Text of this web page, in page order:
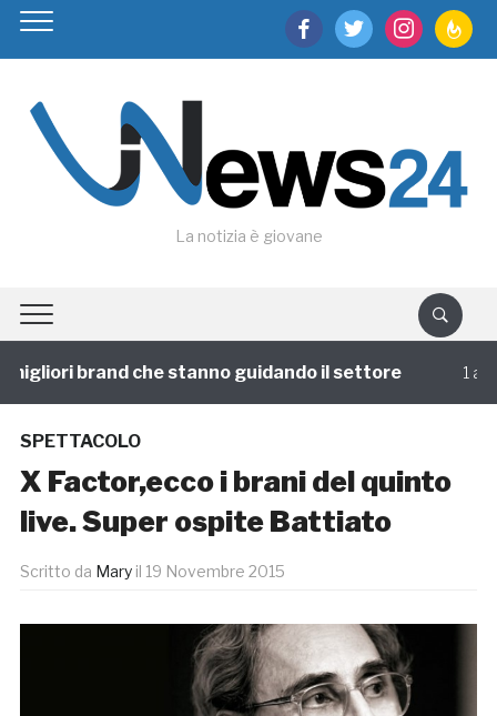
facebooktwitter instagram
La notizia è giovane
brand che stanno guidando il settore 1 annofa
SPETTACOLO
X Factor,ecco i brani del quinto
live. Super ospite Battiato
Scritto da Mary il 19 Novembre 2015